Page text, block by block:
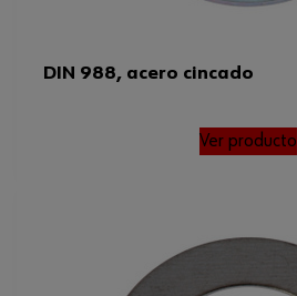
DIN 988, acero cincado
Ver producto